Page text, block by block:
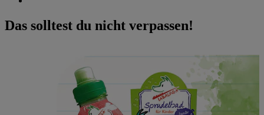
Das solltest du nicht verpassen!